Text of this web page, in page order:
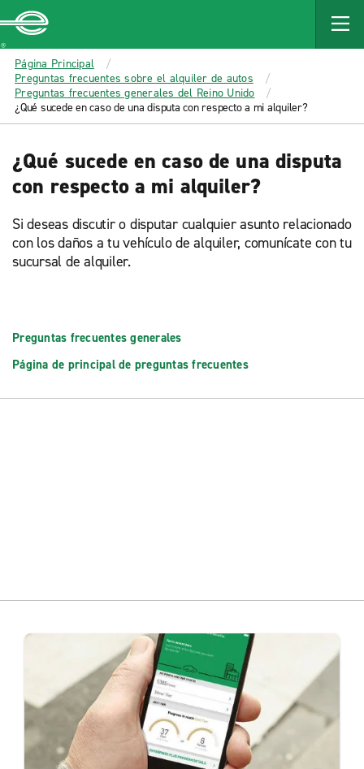
MAIN
CONTENT
Enterprise
Página Principal
Preguntas frecuentes sobre el alquiler de autos
Preguntas frecuentes generales del Reino Unido
¿Qué sucede en caso de una disputa con respecto a mi alquiler?
¿Qué sucede en caso de una disputa
con respecto a mi alquiler?
Si deseas discutir o disputar cualquier asunto relacionado
con los daños a tu vehículo de alquiler, comunícate con tu
sucursal de alquiler.
Preguntas frecuentes generales
Página de principal de preguntas frecuentes